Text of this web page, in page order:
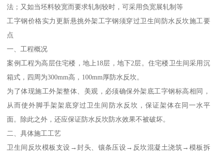
法；又如当坯料较宽而要求轧制较时，可采用负宽展轧制等
工字钢价格实力更新悬挑外架工字钢须穿过卫生间防水反坎施工要
点
一、工程概况
案例工程为高层住宅楼，地上18层，地下2层。住宅楼卫生间采用沉
箱式，四周为300mm高，100mm厚防水反坎。
为了体现施工外架整体、美观，必须确保外架底工字钢标高相同，
从而使外脚手架架底穿过卫生间防水反坎，保证架体在同一水平
面。除此之外，还应保证防水反坎防水效果不被破坏。
二、具体施工工艺
卫生间反坎模板支设→封头、镶条压设→反坎混凝土浇筑→模板拆